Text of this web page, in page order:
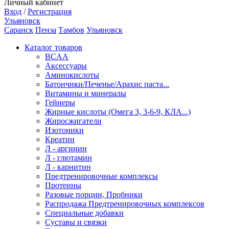
Личный кабинет
Вход / Регистрация
Ульяновск
Саранск Пенза Тамбов Ульяновск
Каталог товаров
BCAA
Аксессуары
Аминокислоты
Батончики/Печенье/Арахис паста...
Витамины и минералы
Гейнеры
Жирные кислоты (Омега 3, 3-6-9, КЛА...)
Жиросжигатели
Изотоники
Креатин
Л - аргинин
Л - глютамин
Л - карнитин
Предтренировочные комплексы
Протеины
Разовые порции, Пробники
Распродажа Предтренировочных комплексов
Специальные добавки
Суставы и связки